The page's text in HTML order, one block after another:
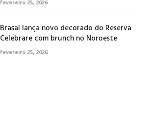
fevereiro 25, 2026
Brasal lança novo decorado do Reserva
Celebrare com brunch no Noroeste
fevereiro 25, 2026